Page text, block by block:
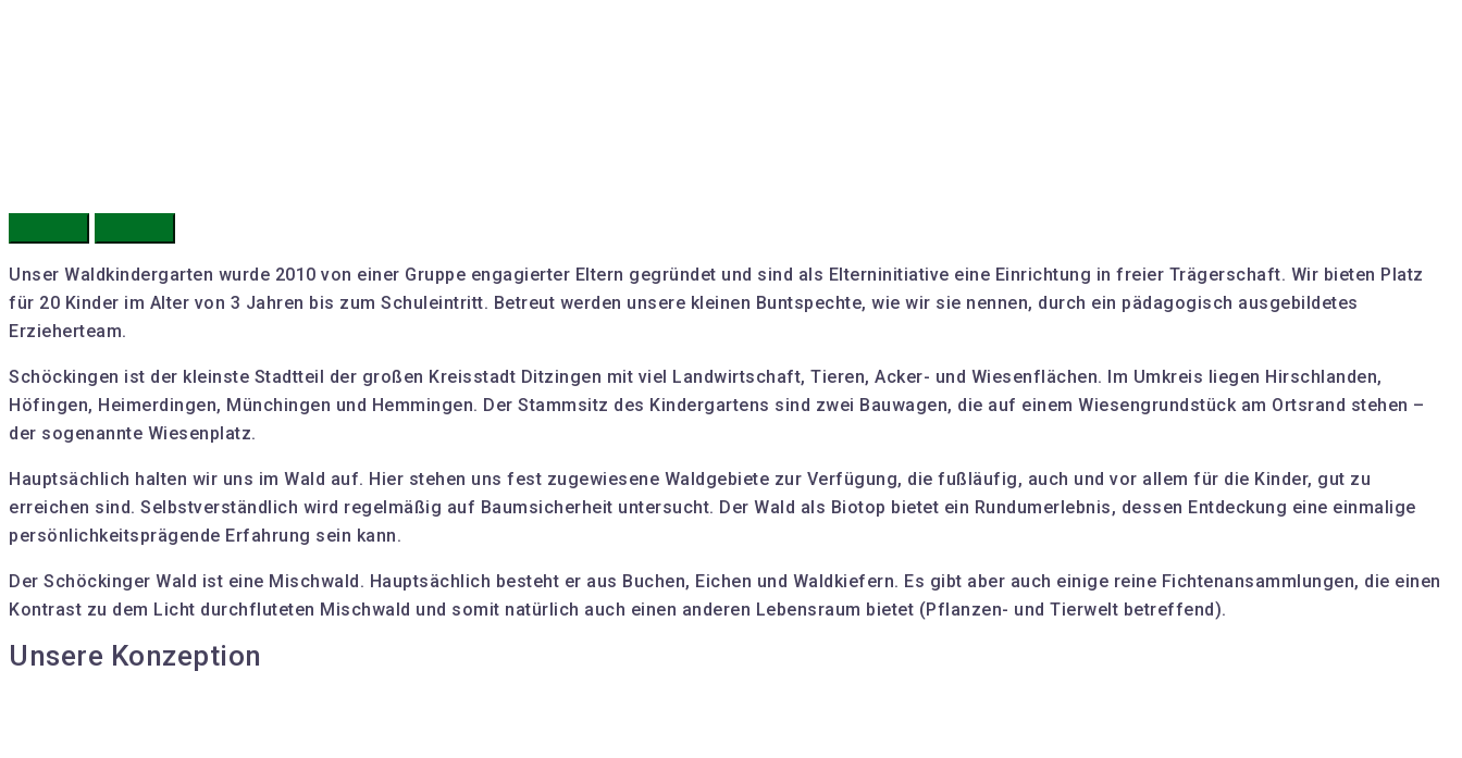
Unser Waldkindergarten wurde 2010 von einer Gruppe engagierter Eltern gegründet und sind als Elterninitiative eine Einrichtung in freier Trägerschaft. Wir bieten Platz
für 20 Kinder im Alter von 3 Jahren bis zum Schuleintritt. Betreut werden unsere kleinen Buntspechte, wie wir sie nennen, durch ein pädagogisch ausgebildetes
Erzieherteam.
Schöckingen ist der kleinste Stadtteil der großen Kreisstadt Ditzingen mit viel Landwirtschaft, Tieren, Acker- und Wiesenflächen. Im Umkreis liegen Hirschlanden,
Höfingen, Heimerdingen, Münchingen und Hemmingen. Der Stammsitz des Kindergartens sind zwei Bauwagen, die auf einem Wiesengrundstück am Ortsrand stehen –
der sogenannte Wiesenplatz.
Hauptsächlich halten wir uns im Wald auf. Hier stehen uns fest zugewiesene Waldgebiete zur Verfügung, die fußläufig, auch und vor allem für die Kinder, gut zu
erreichen sind. Selbstverständlich wird regelmäßig auf Baumsicherheit untersucht. Der Wald als Biotop bietet ein Rundumerlebnis, dessen Entdeckung eine einmalige
persönlichkeitsprägende Erfahrung sein kann.
Der Schöckinger Wald ist eine Mischwald. Hauptsächlich besteht er aus Buchen, Eichen und Waldkiefern. Es gibt aber auch einige reine Fichtenansammlungen, die einen
Kontrast zu dem Licht durchfluteten Mischwald und somit natürlich auch einen anderen Lebensraum bietet (Pflanzen- und Tierwelt betreffend).
Unsere Konzeption